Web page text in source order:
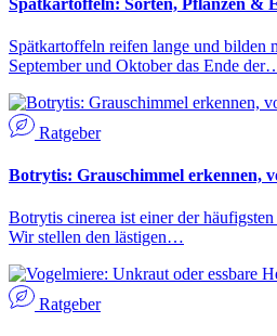
Spätkartoffeln reifen lange und bilden
September und Oktober das Ende
Ratgeber
Botrytis: Grauschimmel erkennen,
Botrytis cinerea ist einer der
Wir stellen den lästigen…
Ratgeber